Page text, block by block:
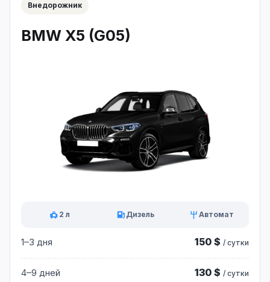
Внедорожник
BMW X5 (G05)
2 л Дизель Автомат
1–3 дня 150 $ / сутки
4–9 дней 130 $ / сутки